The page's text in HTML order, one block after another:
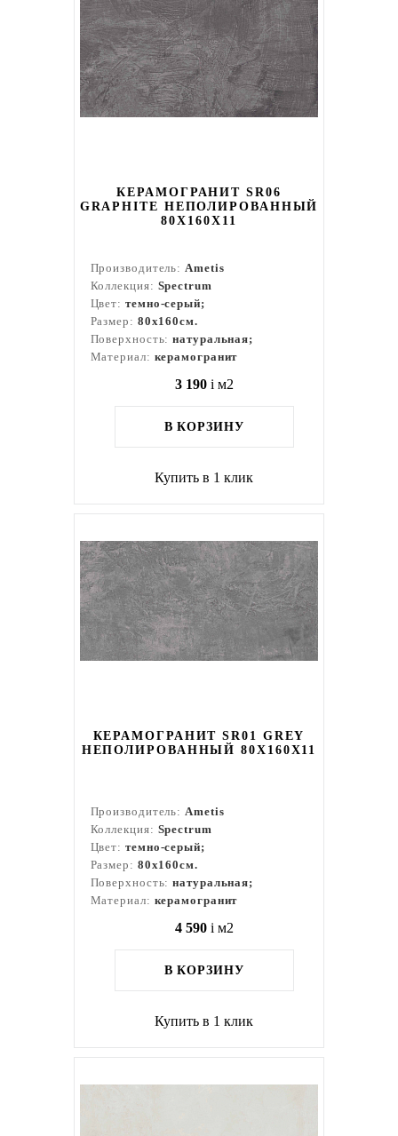
КЕРАМОГРАНИТ SR06
GRAPHITE НЕПОЛИРОВАННЫЙ
80X160Х11
Производитель:Ametis
Коллекция: Spectrum
Цвет: темно-серый;
Размер: 80x160см.
Поверхность:натуральная;
Материал: керамогранит
3 190 i м2
В КОРЗИНУ
Купить в 1 клик
КЕРАМОГРАНИТ SR01 GREY
НЕПОЛИРОВАННЫЙ 80X160Х11
Производитель:Ametis
Коллекция: Spectrum
Цвет: темно-серый;
Размер: 80x160см.
Поверхность:натуральная;
Материал: керамогранит
4 590 i м2
В КОРЗИНУ
Купить в 1 клик